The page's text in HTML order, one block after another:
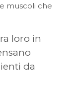
muscoli che
loro in
da